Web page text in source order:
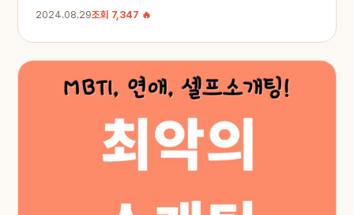
2024.08.29조회 7,347 🔥